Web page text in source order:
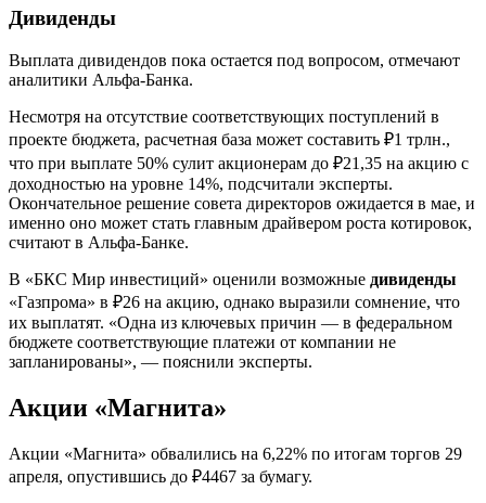
Дивиденды
Выплата дивидендов пока остается под вопросом, отмечают
аналитики Альфа-Банка.
Несмотря на отсутствие соответствующих поступлений в
проекте бюджета, расчетная база может составить ₽1 трлн.,
что при выплате 50% сулит акционерам до ₽21,35 на акцию с
доходностью на уровне 14%, подсчитали эксперты.
Окончательное решение совета директоров ожидается в мае, и
именно оно может стать главным драйвером роста котировок,
считают в Альфа-Банке.
В «БКС Мир инвестиций» оценили возможные дивиденды
«Газпрома» в ₽26 на акцию, однако выразили сомнение, что
их выплатят. «Одна из ключевых причин — в федеральном
бюджете соответствующие платежи от компании не
запланированы», — пояснили эксперты.
Акции «Магнита»
Акции «Магнита» обвалились на 6,22% по итогам торгов 29
апреля, опустившись до ₽4467 за бумагу.